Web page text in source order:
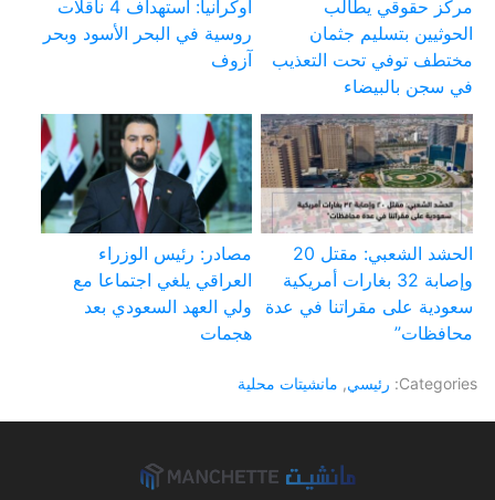
مركز حقوقي يطالب
الحوثيين بتسليم جثمان
مختطف توفي تحت التعذيب
في سجن بالبيضاء
أوكرانيا: استهداف 4 ناقلات
روسية في البحر الأسود وبحر
آزوف
الحشد الشعبي: مقتل 20
وإصابة 32 بغارات أمريكية
سعودية على مقراتنا في عدة
محافظات”
مصادر: رئيس الوزراء
العراقي يلغي اجتماعا مع
ولي العهد السعودي بعد
هجمات
Categories: رئيسي, مانشيتات محلية